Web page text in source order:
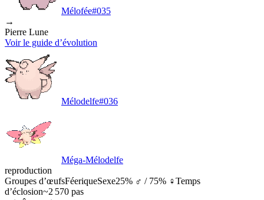
Mélofée#035
→
Pierre Lune
Voir le guide d’évolution
Mélodelfe#036
Méga-Mélodelfe
reproduction
Groupes d’œufsFéeriqueSexe25% ♂ / 75% ♀Temps
d’éclosion~2 570 pas